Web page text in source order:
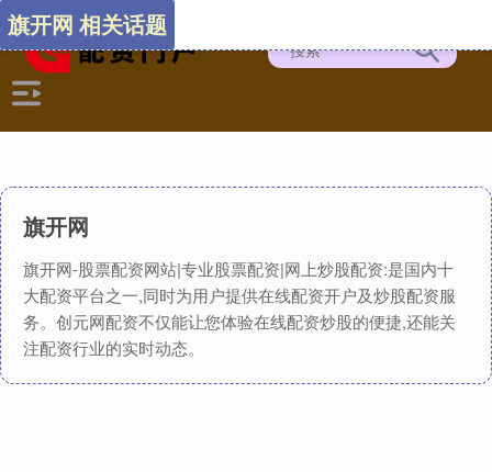
旗开网
旗开网-股票配资网站|专业股票配资|网上炒股配资:是国内十
大配资平台之一,同时为用户提供在线配资开户及炒股配资服
务。创元网配资不仅能让您体验在线配资炒股的便捷,还能关
注配资行业的实时动态。
旗开网 相关话题